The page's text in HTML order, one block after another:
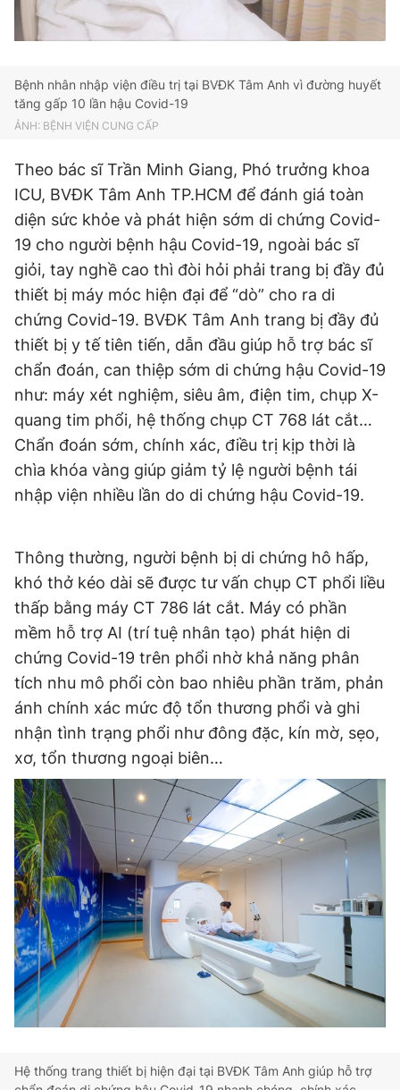
Bệnh nhân nhập viện điều trị tại BVĐK Tâm Anh vì đường huyết
tăng gấp 10 lần hậu Covid-19
ẢNH: BỆNH VIỆN CUNG CẤP
Theo bác sĩ Trần Minh Giang, Phó trưởng khoa
ICU, BVĐK Tâm Anh TP.HCM để đánh giá toàn
diện sức khỏe và phát hiện sớm di chứng Covid-
19 cho người bệnh hậu Covid-19, ngoài bác sĩ
giỏi, tay nghề cao thì đòi hỏi phải trang bị đầy đủ
thiết bị máy móc hiện đại để “dò” cho ra di
chứng Covid-19. BVĐK Tâm Anh trang bị đầy đủ
thiết bị y tế tiên tiến, dẫn đầu giúp hỗ trợ bác sĩ
chẩn đoán, can thiệp sớm di chứng hậu Covid-19
như: máy xét nghiệm, siêu âm, điện tim, chụp X-
quang tim phổi, hệ thống chụp CT 768 lát cắt…
Chẩn đoán sớm, chính xác, điều trị kịp thời là
chìa khóa vàng giúp giảm tỷ lệ người bệnh tái
nhập viện nhiều lần do di chứng hậu Covid-19.
Thông thường, người bệnh bị di chứng hô hấp,
khó thở kéo dài sẽ được tư vấn chụp CT phổi liều
thấp bằng máy CT 786 lát cắt. Máy có phần
mềm hỗ trợ AI (trí tuệ nhân tạo) phát hiện di
chứng Covid-19 trên phổi nhờ khả năng phân
tích nhu mô phổi còn bao nhiêu phần trăm, phản
ánh chính xác mức độ tổn thương phổi và ghi
nhận tình trạng phổi như đông đặc, kín mờ, sẹo,
xơ, tổn thương ngoại biên…
Hệ thống trang thiết bị hiện đại tại BVĐK Tâm Anh giúp hỗ trợ